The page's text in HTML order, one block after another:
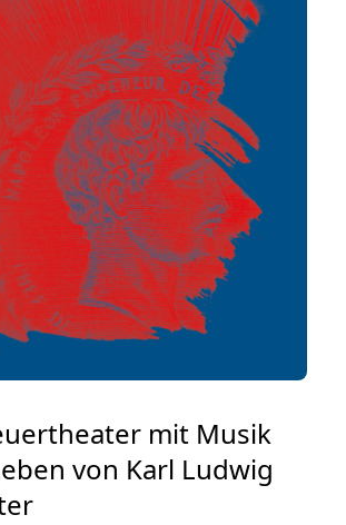
Forum am Rhein
Partner Theater BAden
mit Musik
von Karl Ludwig